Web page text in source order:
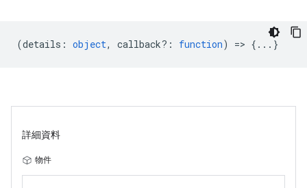
(details : object, callback? : function) => {...}
詳細資料
物件